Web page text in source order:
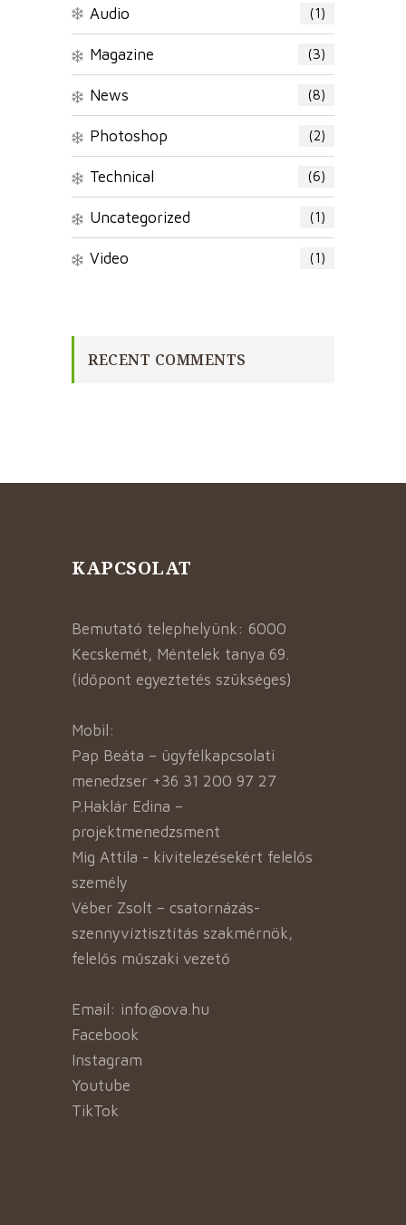
Audio (1)
Magazine (3)
News (8)
Photoshop (2)
Technical (6)
Uncategorized (1)
Video (1)
RECENT COMMENTS
KAPCSOLAT
Bemutató telephelyünk: 6000
Kecskemét, Méntelek tanya 69.
(időpont egyeztetés szükséges)
Mobil:
Pap Beáta – ügyfélkapcsolati
menedzser +36 31 200 97 27
P.Haklár Edina –
projektmenedzsment
Mig Attila - kivitelezésekért felelős
személy
Véber Zsolt – csatornázás-
szennyvíztisztítás szakmérnök,
felelős műszaki vezető
Email: info@ova.hu
Facebook
Instagram
Youtube
TikTok